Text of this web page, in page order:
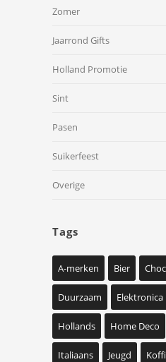
Zomer
Jaarrond Gifts
Holland Promotie
Sint
Pasen
Suikerfeest
Overige
Tags
A-merken Bier
Duurzaam Elektronica
Hollands Home Deco
Italiaans Jeugd